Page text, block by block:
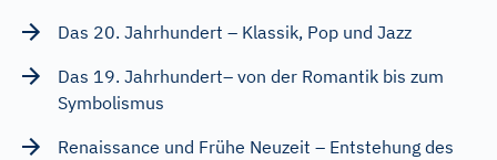
Das 20. Jahrhundert – Klassik, Pop und Jazz
Das 19. Jahrhundert– von der Romantik bis zum
Symbolismus
Renaissance und Frühe Neuzeit – Entstehung des